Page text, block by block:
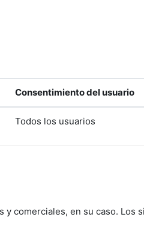
Consentimiento del usuario
Todos los usuarios
comerciales, en su caso. Los